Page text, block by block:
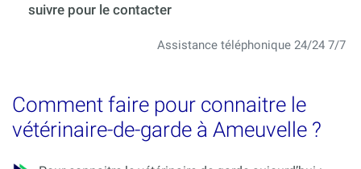
suivre pour le contacter
Assistance téléphonique 24/24 7/7
Comment faire pour connaitre le
vétérinaire-de-garde à Ameuvelle ?